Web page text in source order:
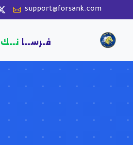
support@forsank.com
فـرســا نــك